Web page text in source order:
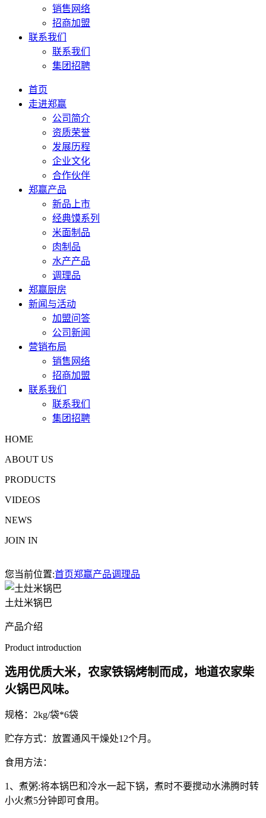
销售网络
招商加盟
联系我们
联系我们
集团招聘
首页
走进郑赢
公司简介
资质荣誉
发展历程
企业文化
合作伙伴
郑赢产品
新品上市
经典馍系列
米面制品
肉制品
水产产品
调理品
郑赢厨房
新闻与活动
加盟问答
公司新闻
营销布局
销售网络
招商加盟
联系我们
联系我们
集团招聘
HOME
ABOUT US
PRODUCTS
VIDEOS
NEWS
JOIN IN
您当前位置:首页郑赢产品调理品
土灶米锅巴
产品介绍
Product introduction
选用优质大米，农家铁锅烤制而成，地道农家柴
火锅巴风味。
规格：2kg/袋*6袋
贮存方式：放置通风干燥处12个月。
食用方法：
1、煮粥:将本锅巴和冷水一起下锅，煮时不要搅动水沸腾时转
小火煮5分钟即可食用。